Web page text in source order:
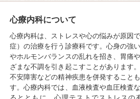
心療内科について
心療内科は、ストレスや心の悩みが原因
症）の治療を行う診療科です。心身の強
やホルモンバランスの乱れを招き、胃痛
ざまな不調を引き起こすことがあります
不安障害などの精神疾患を併発すること
す。心療内科では、血液検査や血圧検査